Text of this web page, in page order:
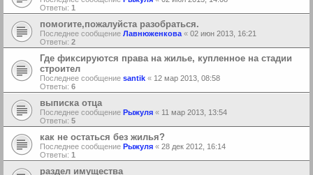
Ответы: 1
помогите,пожалуйста разобраться.
Последнее сообщение Лавнюженкова « 02 июн 2013, 16:21
Ответы: 2
Где фиксируются права на жилье, купленное на стадии
строител
Последнее сообщение santik « 12 мар 2013, 08:58
Ответы: 6
выписка отца
Последнее сообщение Рыжуля « 11 мар 2013, 13:54
Ответы: 5
как не остаться без жилья?
Последнее сообщение Рыжуля « 28 дек 2012, 16:14
Ответы: 1
раздел имущества